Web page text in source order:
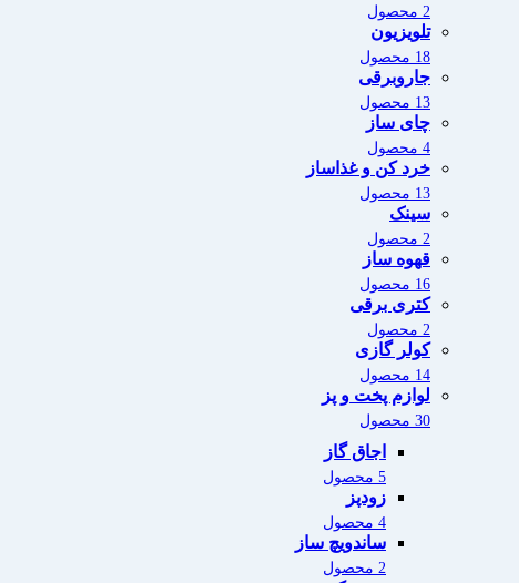
2 محصول
تلویزیون
18 محصول
جاروبرقی
13 محصول
چای ساز
4 محصول
خرد کن و غذاساز
13 محصول
سینک
2 محصول
قهوه ساز
16 محصول
کتری برقی
2 محصول
کولر گازی
14 محصول
لوازم پخت و پز
30 محصول
اجاق گاز
5 محصول
زودپز
4 محصول
ساندویچ ساز
2 محصول